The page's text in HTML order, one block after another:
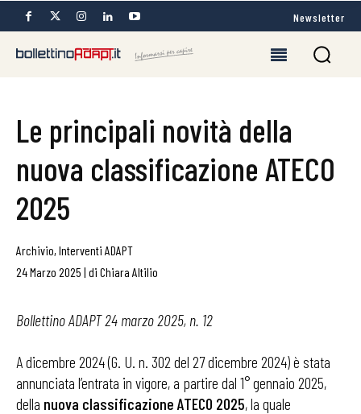
Newsletter
Le principali novità della
nuova classificazione ATECO
2025
Archivio, Interventi ADAPT
24 Marzo 2025 | di Chiara Altilio
Bollettino ADAPT 24 marzo 2025, n. 12
A dicembre 2024 (G. U. n. 302 del 27 dicembre 2024) è stata
annunciata l’entrata in vigore, a partire dal 1° gennaio 2025,
della nuova classificazione ATECO 2025, la quale